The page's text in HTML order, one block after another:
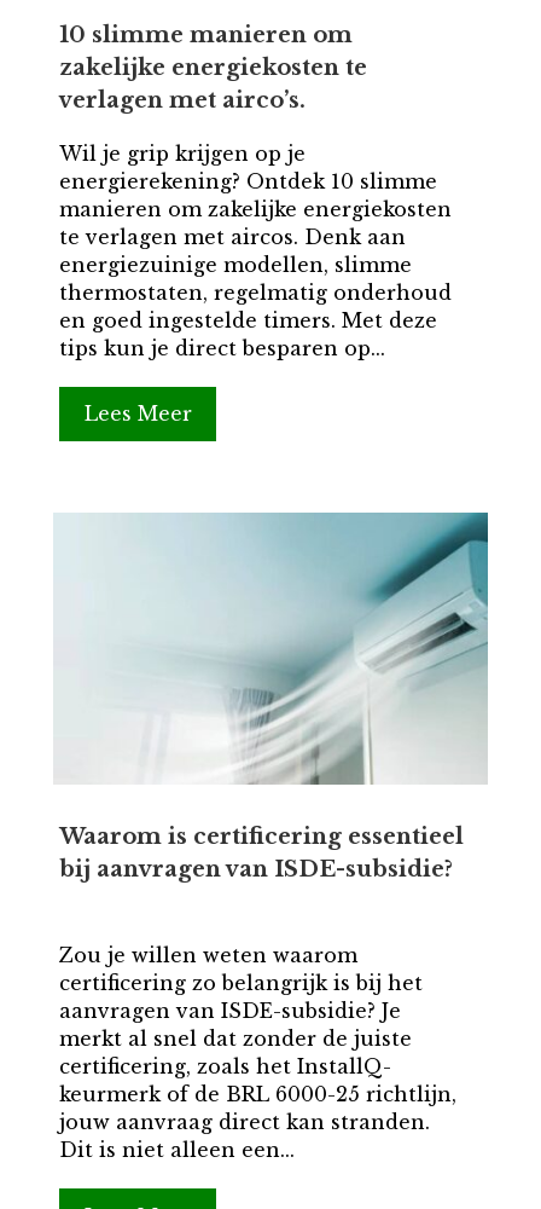
10 slimme manieren om
zakelijke energiekosten te
verlagen met airco’s.
Wil je grip krijgen op je
energierekening? Ontdek 10 slimme
manieren om zakelijke energiekosten
te verlagen met aircos. Denk aan
energiezuinige modellen, slimme
thermostaten, regelmatig onderhoud
en goed ingestelde timers. Met deze
tips kun je direct besparen op...
Lees Meer
Waarom is certificering essentieel
bij aanvragen van ISDE-subsidie?
Zou je willen weten waarom
certificering zo belangrijk is bij het
aanvragen van ISDE-subsidie? Je
merkt al snel dat zonder de juiste
certificering, zoals het InstallQ-
keurmerk of de BRL 6000-25 richtlijn,
jouw aanvraag direct kan stranden.
Dit is niet alleen een...